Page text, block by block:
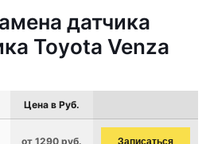
датчика
Toyota Venza
Цена в Руб.
от 1290 руб. Записаться